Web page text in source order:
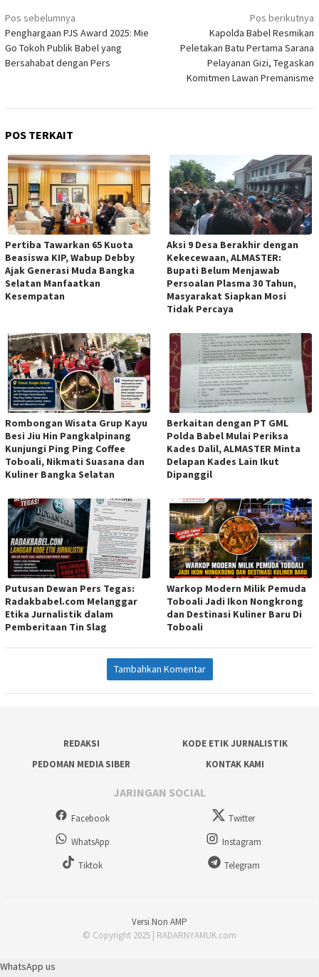
Navigasi
pos
Pos sebelumnya
Penghargaan PJS Award 2025: Mie
Go Tokoh Publik Babel yang
Bersahabat dengan Pers
Pos berikutnya
Kapolda Babel Resmikan
Peletakan Batu Pertama Sarana
Pelayanan Gizi, Tegaskan
Komitmen Lawan Premanisme
POS TERKAIT
Pertiba Tawarkan 65 Kuota
Beasiswa KIP, Wabup Debby
Ajak Generasi Muda Bangka
Selatan Manfaatkan
Kesempatan
Aksi 9 Desa Berakhir dengan
Kekecewaan, ALMASTER:
Bupati Belum Menjawab
Persoalan Plasma 30 Tahun,
Masyarakat Siapkan Mosi
Tidak Percaya
Rombongan Wisata Grup Kayu
Besi Jiu Hin Pangkalpinang
Kunjungi Ping Ping Coffee
Toboali, Nikmati Suasana dan
Kuliner Bangka Selatan
Berkaitan dengan PT GML
Polda Babel Mulai Periksa
Kades Dalil, ALMASTER Minta
Delapan Kades Lain Ikut
Dipanggil
Putusan Dewan Pers Tegas:
Radakbabel.com Melanggar
Etika Jurnalistik dalam
Pemberitaan Tin Slag
Warkop Modern Milik Pemuda
Toboali Jadi Ikon Nongkrong
dan Destinasi Kuliner Baru Di
Toboali
Tambahkan Komentar
REDAKSI
KODE ETIK JURNALISTIK
PEDOMAN MEDIA SIBER
KONTAK KAMI
JARINGAN SOCIAL
Facebook
Twitter
WhatsApp
Instagram
Tiktok
Telegram
Versi Non AMP
© Copyright 2025 | RADARNYAMUK.com
WhatsApp us